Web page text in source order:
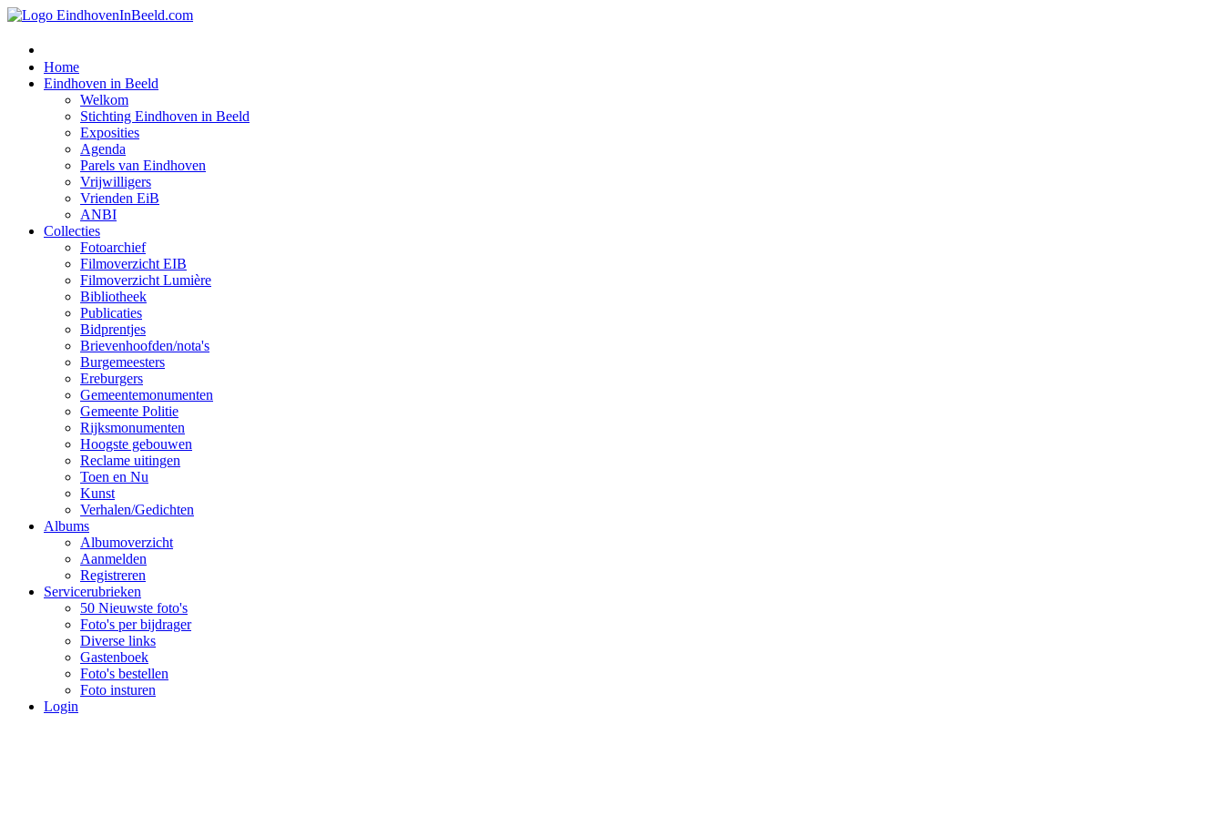
Home
Eindhoven in Beeld
Welkom
Stichting Eindhoven in Beeld
Exposities
Agenda
Parels van Eindhoven
Vrijwilligers
Vrienden EiB
ANBI
Collecties
Fotoarchief
Filmoverzicht EIB
Filmoverzicht Lumière
Bibliotheek
Publicaties
Bidprentjes
Brievenhoofden/nota's
Burgemeesters
Ereburgers
Gemeentemonumenten
Gemeente Politie
Rijksmonumenten
Hoogste gebouwen
Reclame uitingen
Toen en Nu
Kunst
Verhalen/Gedichten
Albums
Albumoverzicht
Aanmelden
Registreren
Servicerubrieken
50 Nieuwste foto's
Foto's per bijdrager
Diverse links
Gastenboek
Foto's bestellen
Foto insturen
Login